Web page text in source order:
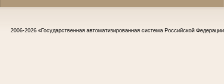
2006-2026 «Государственная автоматизированная система Российской